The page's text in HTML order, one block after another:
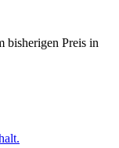
bisherigen Preis in